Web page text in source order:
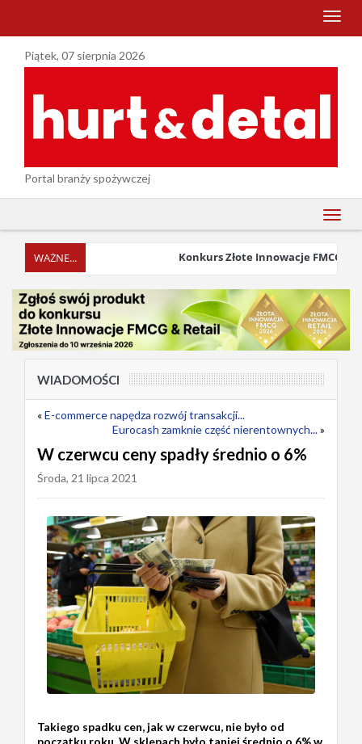
menu
Piątek, 07 sierpnia 2026
Portal branży spożywczej
menu
Konkurs Złote Innowacje FMCG &
WIADOMOŚCI
«E-commerce napędza rozwój transakcji...
Eurocash zamknie część nierentownych...»
W czerwcu ceny spadły średnio o 6%
Środa, 21 lipca 2021
Takiego spadku cen, jak w czerwcu, nie było od
początku roku. W sklepach było taniej średnio o 6% w